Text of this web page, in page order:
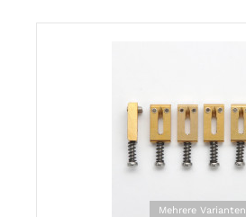
Mehrere Varianten